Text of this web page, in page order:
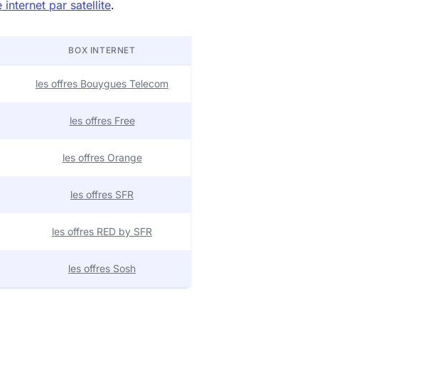
internet par satellite.
BOX INTERNET
les offres Bouygues Telecom
les offres Free
les offres Orange
les offres SFR
les offres RED by SFR
les offres Sosh